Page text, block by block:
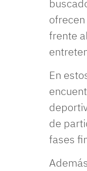
frente
En
de
fases